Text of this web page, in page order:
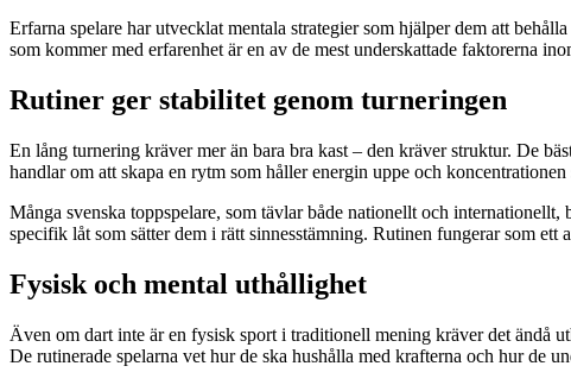
Erfarna spelare har utvecklat mentala strategier som hjälper dem att
som kommer med erfarenhet är en av de mest underskattade faktorerna
Rutiner ger stabilitet genom turneringen
En lång turnering kräver mer än bara bra kast – den kräver struktur. De
handlar om att skapa en rytm som håller energin uppe och koncentrationen
Många svenska toppspelare, som tävlar både nationellt och
specifik låt som sätter dem i rätt sinnesstämning. Rutinen fungerar som
Fysisk och mental uthållighet
Även om dart inte är en fysisk sport i traditionell mening kräver det ändå
De rutinerade spelarna vet hur de ska hushålla med krafterna och hur de